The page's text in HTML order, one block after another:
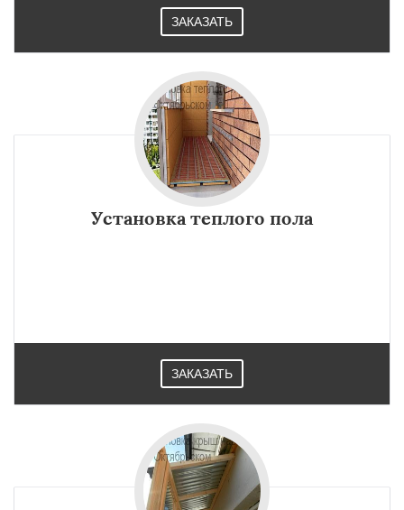
ЗАКАЗАТЬ
Установка теплого пола
ЗАКАЗАТЬ